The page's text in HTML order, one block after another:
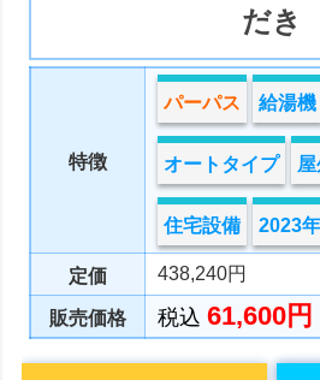
だき
特徴
パーパス 給湯機
オートタイプ
住宅設備 2023
定価 438,240円
販売価格 税込61,600円